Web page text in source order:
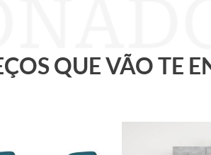
QUE VÃO TE